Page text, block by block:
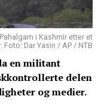
i Kashmir etter et
Dar Yasin / AP / NTB
en militant
delen
og medier.